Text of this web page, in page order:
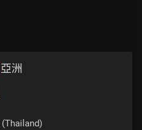
亞洲
(Thailand)